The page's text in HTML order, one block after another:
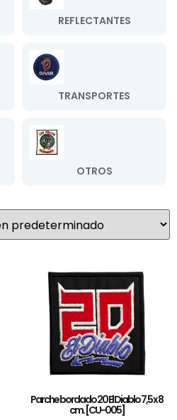
REFLECTANTES
TRANSPORTES
OTROS
Parche bordado 20 El Diablo 7,5 x 8
cm. [CU-005]